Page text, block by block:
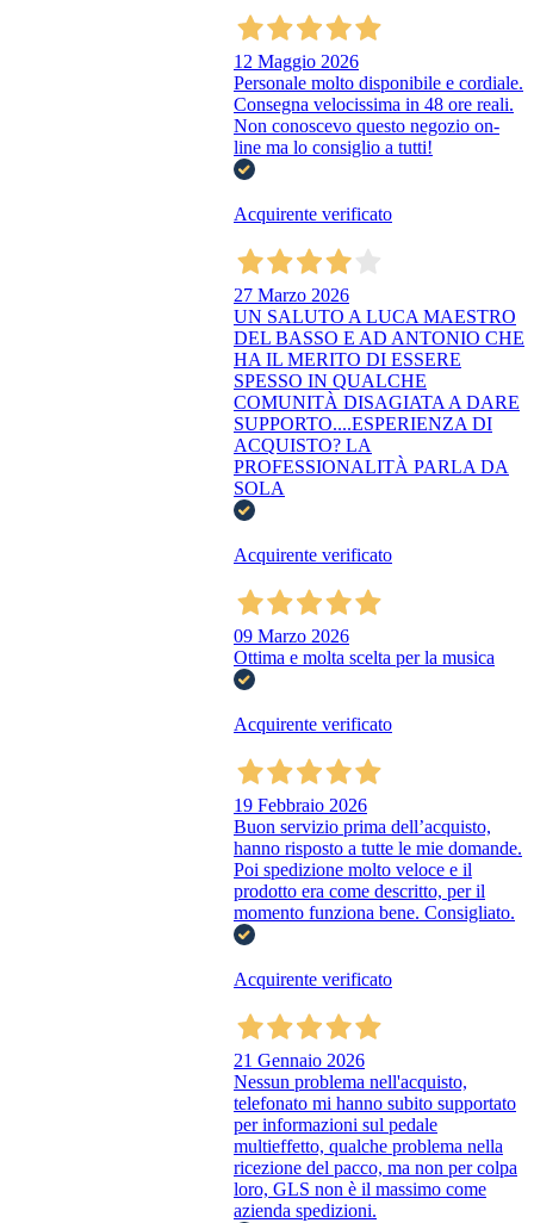
12 Maggio 2026
Personale molto disponibile e cordiale.
Consegna velocissima in 48 ore reali.
Non conoscevo questo negozio on-
line ma lo consiglio a tutti!
Acquirente verificato
27 Marzo 2026
UN SALUTO A LUCA MAESTRO
DEL BASSO E AD ANTONIO CHE
HA IL MERITO DI ESSERE
SPESSO IN QUALCHE
COMUNITÀ DISAGIATA A DARE
SUPPORTO....ESPERIENZA DI
ACQUISTO? LA
PROFESSIONALITÀ PARLA DA
SOLA
Acquirente verificato
09 Marzo 2026
Ottima e molta scelta per la musica
Acquirente verificato
19 Febbraio 2026
Buon servizio prima dell’acquisto,
hanno risposto a tutte le mie domande.
Poi spedizione molto veloce e il
prodotto era come descritto, per il
momento funziona bene. Consigliato.
Acquirente verificato
21 Gennaio 2026
Nessun problema nell'acquisto,
telefonato mi hanno subito supportato
per informazioni sul pedale
multieffetto, qualche problema nella
ricezione del pacco, ma non per colpa
loro, GLS non è il massimo come
azienda spedizioni.